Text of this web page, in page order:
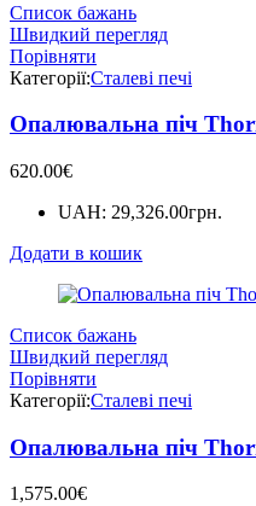
Список бажань
Швидкий перегляд
Порівняти
Категорії:Сталеві печі
Опалювальна піч
620.00€
UAH: 29,326.00грн.
Додати в кошик
Список бажань
Швидкий перегляд
Порівняти
Категорії:Сталеві печі
Опалювальна піч
1,575.00€